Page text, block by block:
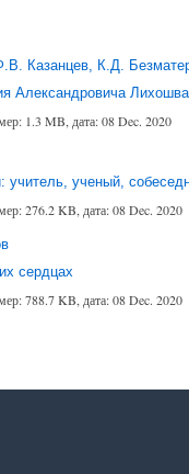
Казанцев, К.Д.
Александровича
1.3 MB, дата: 08 Dec. 2020
ученый,
276.2 KB, дата: 08 Dec. 2020
сердцах
788.7 KB, дата: 08 Dec. 2020